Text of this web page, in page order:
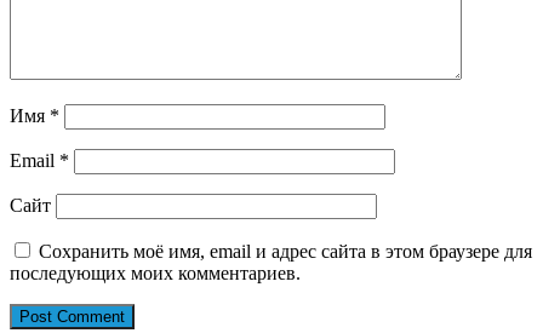
Имя *
Email *
Сайт
Сохранить моё имя, email и адрес сайта в этом браузере для
последующих моих комментариев.